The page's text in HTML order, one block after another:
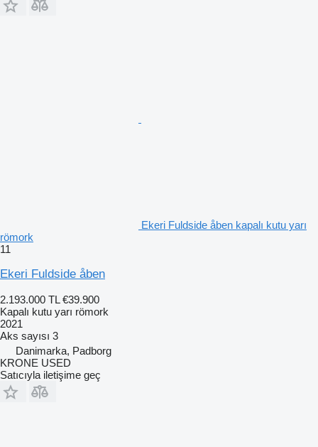
Ekeri Fuldside åben kapalı kutu yarı
römork
11
Ekeri Fuldside åben
2.193.000 TL €39.900
Kapalı kutu yarı römork
2021
Aks sayısı 3
Danimarka, Padborg
KRONE USED
Satıcıyla iletişime geç